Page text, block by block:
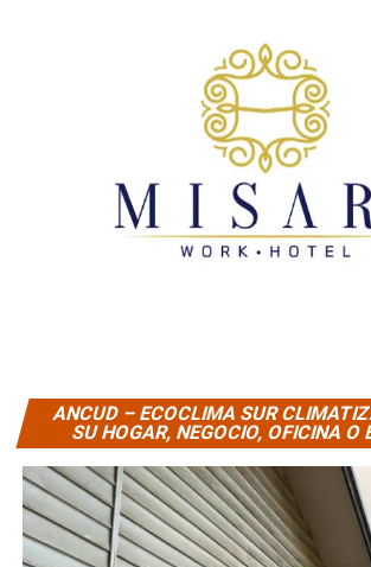
ANCUD – ECOCLIMA SUR
SU HOGAR, NEGOCIO, OFICINA O